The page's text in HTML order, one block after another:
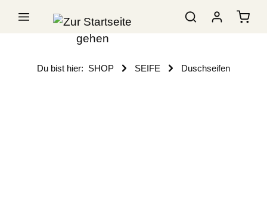
Du bist hier: SHOP SEIFE Duschseifen